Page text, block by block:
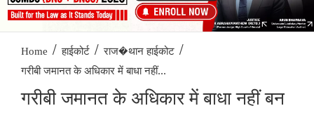
Home / हाईकोर्ट / राज�थान हाईकोट /
गरीबी जमानत के अधिकार में बाधा नहीं...
गरीबी जमानत के अधिकार में बाधा नहीं बन